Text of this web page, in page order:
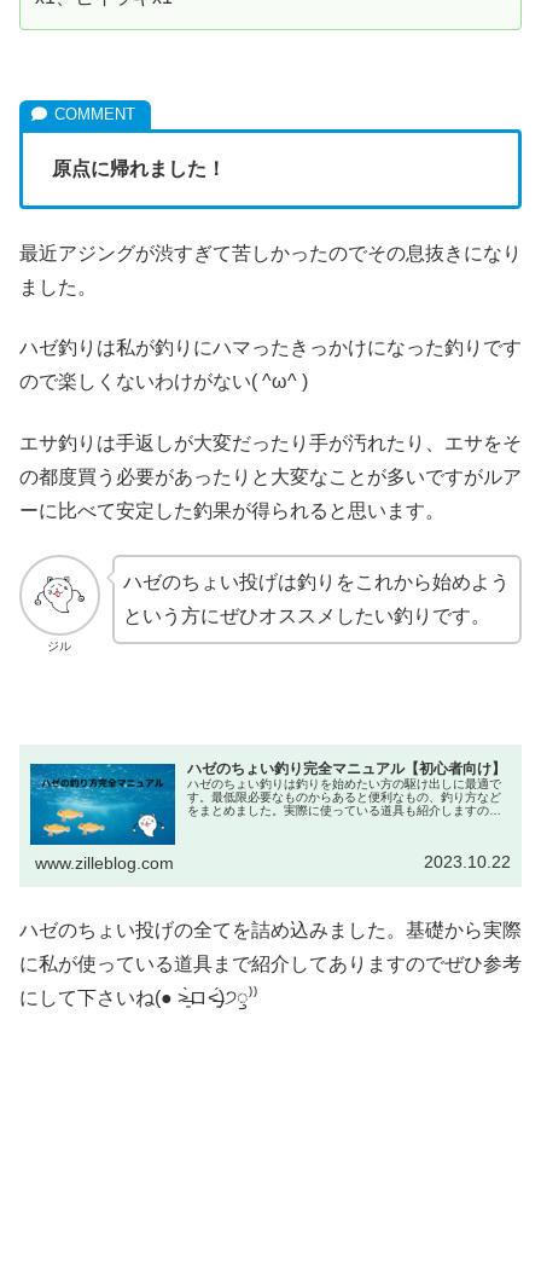
原点に帰れました！
最近アジングが渋すぎて苦しかったのでその息抜きになり
ました。
ハゼ釣りは私が釣りにハマったきっかけになった釣りです
ので楽しくないわけがない( ^ω^ )
エサ釣りは手返しが大変だったり手が汚れたり、エサをそ
の都度買う必要があったりと大変なことが多いですがルア
ーに比べて安定した釣果が得られると思います。
ジル
ハゼのちょい投げは釣りをこれから始めよう
という方にぜひオススメしたい釣りです。
ハゼのちょい釣り完全マニュアル【初心者向け】
ハゼのちょい釣りは釣りを始めたい方の駆け出しに最適で
す。最低限必要なものからあると便利なもの、釣り方など
をまとめました。実際に使っている道具も紹介しますので
www.zilleblog.com 2023.10.22
ハゼのちょい投げの全てを詰め込みました。基礎から実際
に私が使っている道具まで紹介してありますのでぜひ参考
にして下さいね(● ˃̶͈̀ロ˂̶͈́)੭ꠥ⁾⁾